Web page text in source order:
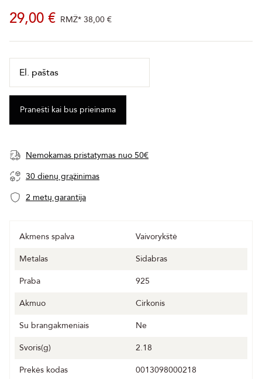
29,00 € RMŽ* 38,00 €
Nemokamas pristatymas nuo 50€
30 dienų grąžinimas
2 metų garantija
Akmens spalva
Vaivorykštė
Metalas
Sidabras
Praba
925
Akmuo
Cirkonis
Su brangakmeniais
Ne
Svoris(g)
2.18
Prekės kodas
0013098000218